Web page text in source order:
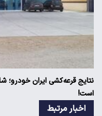
است!
اخبار مرتبط